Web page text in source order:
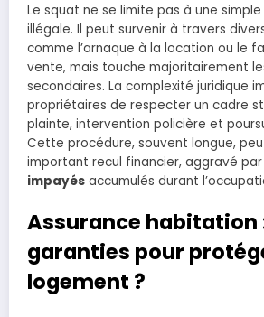
Le squat ne se limite pas à une
illégale. Il peut survenir à travers
comme l’arnaque à la location ou le
vente, mais touche majoritairement
secondaires. La complexité juridique
propriétaires de respecter un cadre
plainte, intervention policière et
Cette procédure, souvent longue,
important recul financier, aggravé par
impayés accumulés durant
Assurance habitation
garanties pour
logement ?